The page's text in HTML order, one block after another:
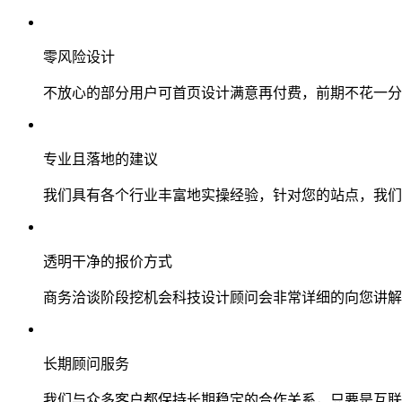
零风险设计
不放心的部分用户可首页设计满意再付费，前期不花一
专业且落地的建议
我们具有各个行业丰富地实操经验，针对您的站点，我
透明干净的报价方式
商务洽谈阶段挖机会科技设计顾问会非常详细的向您讲
长期顾问服务